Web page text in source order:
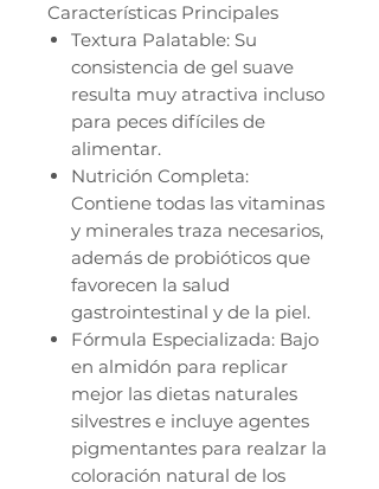
Características Principales
Textura Palatable: Su
consistencia de gel suave
resulta muy atractiva incluso
para peces difíciles de
alimentar.
Nutrición Completa:
Contiene todas las vitaminas
y minerales traza necesarios,
además de probióticos que
favorecen la salud
gastrointestinal y de la piel.
Fórmula Especializada: Bajo
en almidón para replicar
mejor las dietas naturales
silvestres e incluye agentes
pigmentantes para realzar la
coloración natural de los